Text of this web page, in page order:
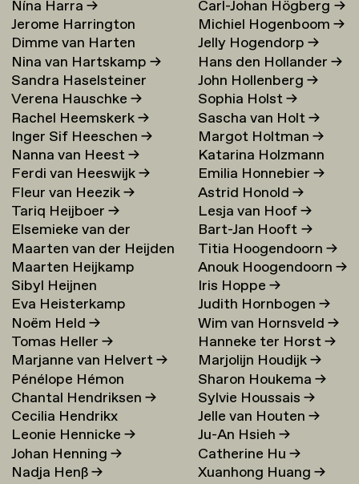
Nína Harra→
Jerome Harrington
Dimme van Harten
Nina van Hartskamp→
Sandra Haselsteiner
Verena Hauschke→
Rachel Heemskerk→
Inger Sif Heeschen→
Nanna van Heest→
Ferdi van Heeswijk→
Fleur van Heezik→
Tariq Heijboer→
Elsemieke van der
Heijden→
Maarten van der Heijden
→
Maarten Heijkamp
Sibyl Heijnen
Eva Heisterkamp
Noëm Held→
Tomas Heller→
Marjanne van Helvert→
Pénélope Hémon
Chantal Hendriksen→
Cecilia Hendrikx
Leonie Hennicke→
Johan Henning→
Nadja Henß→
Carl-Johan Högberg→
Michiel Hogenboom→
Jelly Hogendorp→
Hans den Hollander→
John Hollenberg→
Sophia Holst→
Sascha van Holt→
Margot Holtman→
Katarina Holzmann
Ekholm→
Emilia Honnebier→
Astrid Honold→
Lesja van Hoof→
Bart-Jan Hooft→
Titia Hoogendoorn→
Anouk Hoogendoorn→
Iris Hoppe→
Judith Hornbogen→
Wim van Hornsveld→
Hanneke ter Horst→
Marjolijn Houdijk→
Sharon Houkema→
Sylvie Houssais→
Jelle van Houten→
Ju-An Hsieh→
Catherine Hu→
Xuanhong Huang→